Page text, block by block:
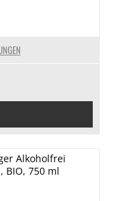
Alkoholfrei
BIO, 750 ml